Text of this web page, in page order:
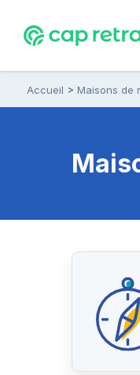
Accueil Maisons de